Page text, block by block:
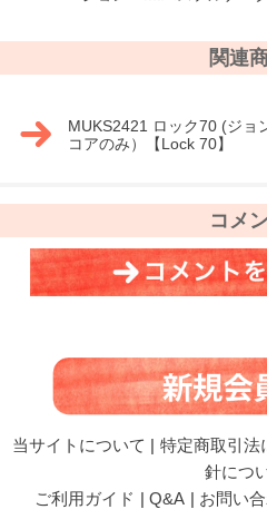
関連
MUKS2421 ロック70 (ジョ
コアのみ）【Lock 70】
コメ
当サイトについて | 特定商取引法
針につ
ご利用ガイド | Q&A | お問い